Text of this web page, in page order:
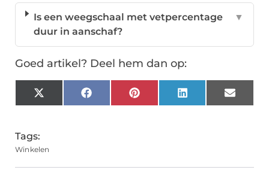
Is een weegschaal met vetpercentage
duur in aanschaf?
▼
Goed artikel? Deel hem dan op:
X
(Twitter)
FacebookPinterestLinkedIn Email
Tags:
Winkelen